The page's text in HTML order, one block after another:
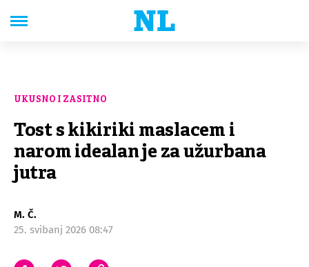
UKUSNO I ZASITNO
Tost s kikiriki maslacem i
narom idealan je za užurbana
jutra
M. Č.
25. svibanj 2026 08:47